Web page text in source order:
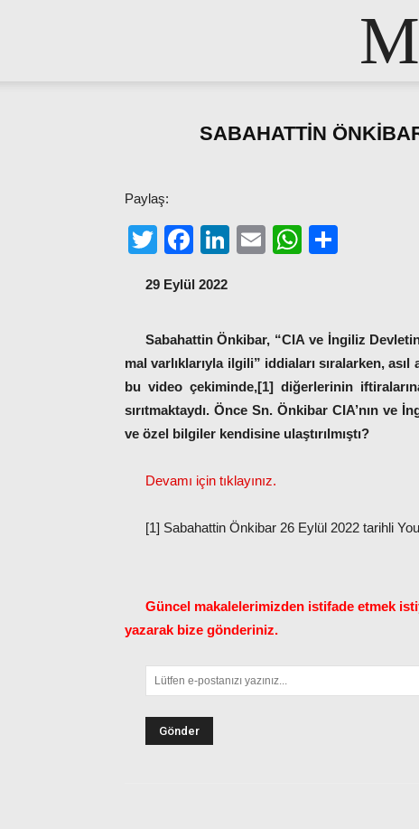
SABAHATTİN
Paylaş:
TwitterFacebook
LinkedIn
EmailWhatsApp
29 Eylül 2022
Sabahattin Önkibar, “CIA ve İngiliz
mal varlıklarıyla ilgili” iddiaları sıralarken,
bu video çekiminde,[1] diğerlerinin
sırıtmaktaydı. Önce Sn. Önkibar CIA’nın ve
ve özel bilgiler kendisine ulaştırılmıştı?
Devamı için tıklayınız.
[1] Sabahattin Önkibar 26 Eylül 2022 tarihli
Güncel makalelerimizden istifade etmek
yazarak bize gönderiniz.